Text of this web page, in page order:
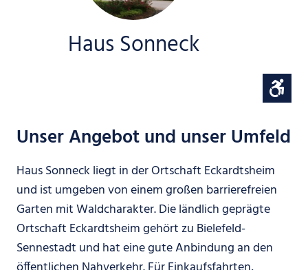
Haus Sonneck
Unser Angebot und unser Umfeld
Haus Sonneck liegt in der Ortschaft Eckardtsheim
und ist umgeben von einem großen barrierefreien
Garten mit Waldcharakter. Die ländlich geprägte
Ortschaft Eckardtsheim gehört zu Bielefeld-
Sennestadt und hat eine gute Anbindung an den